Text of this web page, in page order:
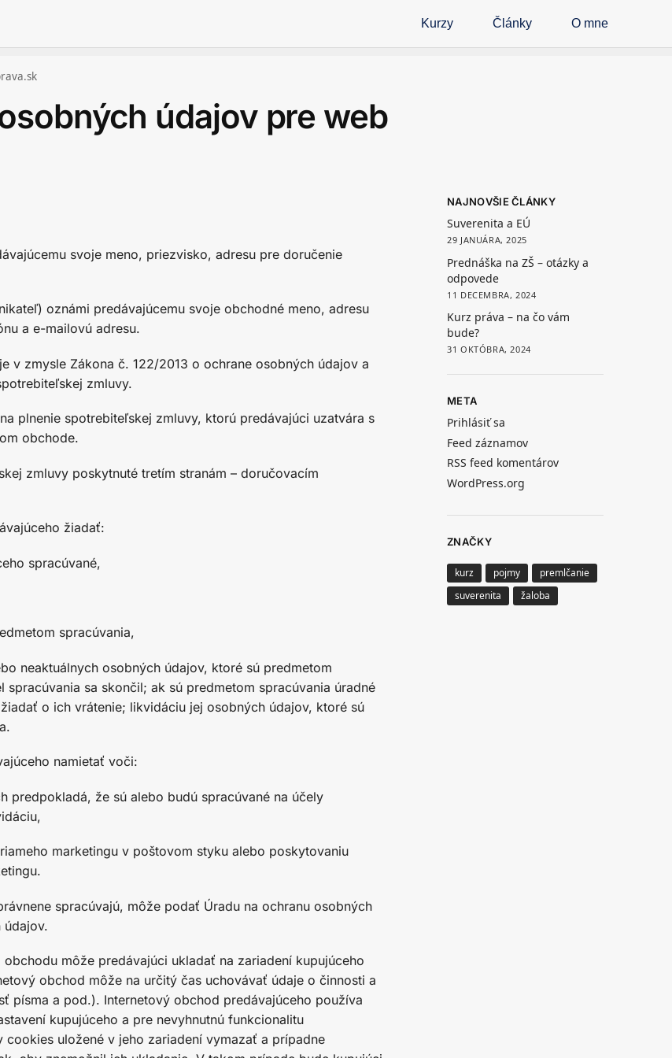
Kurzy Články O mne
údajov pre web
svoje meno, priezvisko, adresu pre doručenie
oznámi predávajúcemu svoje obchodné meno, adresu
a e-mailovú adresu.
v zmysle Zákona č. 122/2013 o ochrane osobných údajov a
zmluvy.
plnenie spotrebiteľskej zmluvy, ktorú predávajúci uzatvára s
obchode.
zmluvy poskytnuté tretím stranám – doručovacím
žiadať:
spracúvané,
spracúvania,
neaktuálnych osobných údajov, ktoré sú predmetom
sa skončil; ak sú predmetom spracúvania úradné
o ich vrátenie; likvidáciu jej osobných údajov, ktoré sú
namietať voči:
predpokladá, že sú alebo budú spracúvané na účely
marketingu v poštovom styku alebo poskytovaniu
spracúvajú, môže podať Úradu na ochranu osobných
údajov.
môže predávajúci ukladať na zariadení kupujúceho
obchod môže na určitý čas uchovávať údaje o činnosti a
písma a pod.). Internetový obchod predávajúceho používa
kupujúceho a pre nevyhnutnú funkcionalitu
uložené v jeho zariadení vymazať a prípadne
NAJNOVŠIE ČLÁNKY
Suverenita a EÚ
29 JANUÁRA, 2025
Prednáška na ZŠ – otázky a
odpovede
11 DECEMBRA, 2024
Kurz práva – na čo vám
bude?
31 OKTÓBRA, 2024
META
Prihlásiť sa
Feed záznamov
RSS feed komentárov
WordPress.org
ZNAČKY
kurz pojmy
premlčanie
suverenita
žaloba